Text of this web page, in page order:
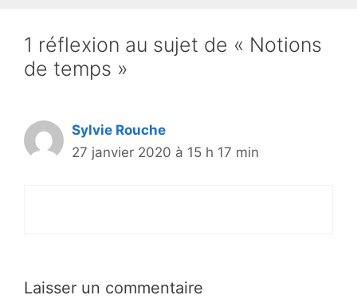
1 réflexion au sujet de « Notions
de temps »
Sylvie Rouche
27 janvier 2020 à 15 h 17 min
Laisser un commentaire